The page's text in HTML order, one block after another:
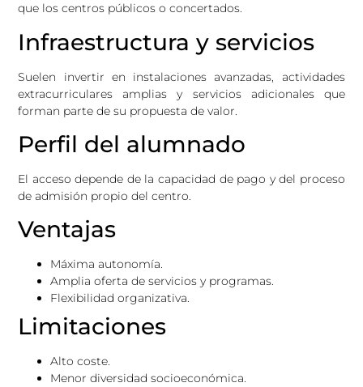
que los centros públicos o concertados.
Infraestructura y servicios
Suelen invertir en instalaciones avanzadas, actividades
extracurriculares amplias y servicios adicionales que
forman parte de su propuesta de valor.
Perfil del alumnado
El acceso depende de la capacidad de pago y del proceso
de admisión propio del centro.
Ventajas
Máxima autonomía.
Amplia oferta de servicios y programas.
Flexibilidad organizativa.
Limitaciones
Alto coste.
Menor diversidad socioeconómica.